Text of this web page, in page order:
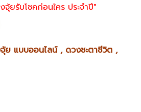
ยรับโชคก่อนใคร ประจำปี"
ย แบบออนไลน์ , ดวงชะตาชีวิต ,